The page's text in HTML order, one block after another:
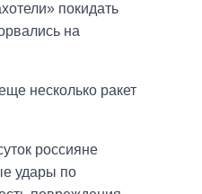
покидать
на
несколько ракет
россияне
удары по